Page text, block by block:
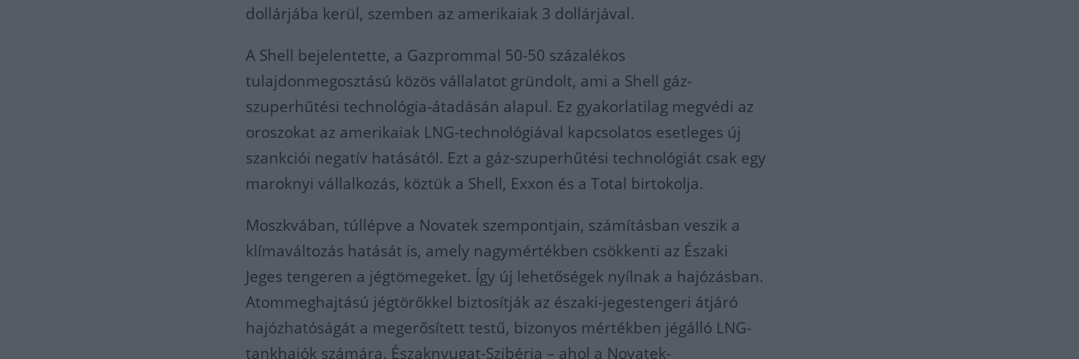
dollárjába kerül, szemben az amerikaiak 3 dollárjával.
A Shell bejelentette, a Gazprommal 50-50 százalékos
tulajdonmegosztású közös vállalatot gründolt, ami a Shell gáz-
szuperhűtési technológia-átadásán alapul. Ez gyakorlatilag megvédi az
oroszokat az amerikaiak LNG-technológiával kapcsolatos esetleges új
szankciói negatív hatásától. Ezt a gáz-szuperhűtési technológiát csak egy
maroknyi vállalkozás, köztük a Shell, Exxon és a Total birtokolja.
Moszkvában, túllépve a Novatek szempontjain, számításban veszik a
klímaváltozás hatását is, amely nagymértékben csökkenti az Északi
Jeges tengeren a jégtömegeket. Így új lehetőségek nyílnak a hajózásban.
Atommeghajtású jégtörőkkel biztosítják az északi-jegestengeri átjáró
hajózhatóságát a megerősített testű, bizonyos mértékben jégálló LNG-
tankhajók számára. Északnyugat-Szibéria – ahol a Novatek-